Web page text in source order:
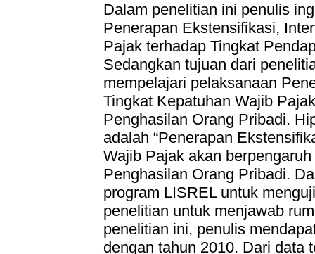
Dalam penelitian ini penulis
Penerapan Ekstensifikasi,
Pajak terhadap Tingkat
Sedangkan tujuan dari
mempelajari pelaksanaan
Tingkat Kepatuhan Wajib
Penghasilan Orang Pribadi.
adalah “Penerapan
Wajib Pajak akan
Penghasilan Orang Pribadi.
program LISREL untuk
penelitian untuk menjawab
penelitian ini, penulis
dengan tahun 2010. Dari data